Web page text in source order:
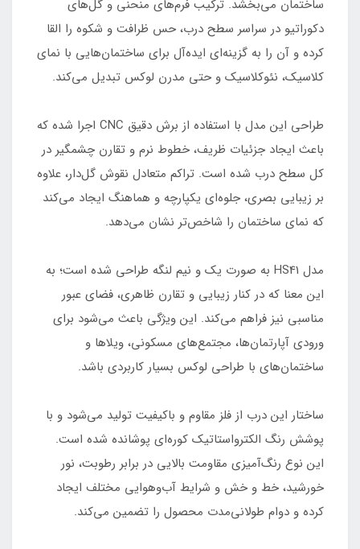
ساختمان می‌بخشد. ترکیب فرم‌های منحنی و گل‌های
دکوراتیو در سراسر سطح درب، حس ظرافت و شکوه را القا
کرده و آن را به گزینه‌ای ایده‌آل برای ساختمان‌هایی با نمای
کلاسیک، نئوکلاسیک و حتی مدرن لوکس تبدیل می‌کند.
طراحی این مدل با استفاده از برش دقیق CNC اجرا شده که
باعث ایجاد جزئیات ظریف، خطوط نرم و تقارن چشمگیر در
کل سطح درب شده است. تراکم متعادل نقوش گل‌دار، علاوه
بر زیبایی بصری، جلوه‌ای یکپارچه و هماهنگ ایجاد می‌کند
که نمای ساختمان را شاخص‌تر نشان می‌دهد.
مدل HS41 به صورت یک و نیم لنگه طراحی شده است؛ به
این معنا که در کنار زیبایی و تقارن ظاهری، فضای عبور
مناسبی نیز فراهم می‌کند. این ویژگی باعث می‌شود برای
ورودی آپارتمان‌ها، مجتمع‌های مسکونی، ویلاها و
ساختمان‌های با طراحی لوکس بسیار کاربردی باشد.
ساختار این درب از فلز مقاوم و باکیفیت تولید می‌شود و با
پوشش رنگ الکترواستاتیک کوره‌ای پوشانده شده است.
این نوع رنگ‌آمیزی مقاومت بالایی در برابر رطوبت، نور
خورشید، خط و خش و شرایط آب‌وهوایی مختلف ایجاد
کرده و دوام طولانی‌مدت محصول را تضمین می‌کند.